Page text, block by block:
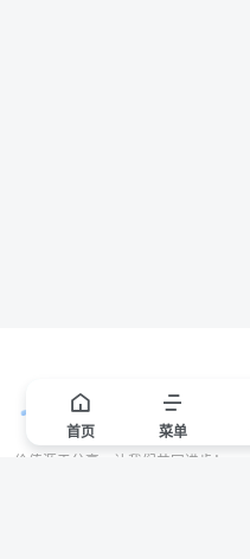
首页 菜单
价值源于分享，让我们共同进步！